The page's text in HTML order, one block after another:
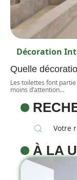
Décoration
Quelle
Les toilettes font
moins d’attention…
À LA